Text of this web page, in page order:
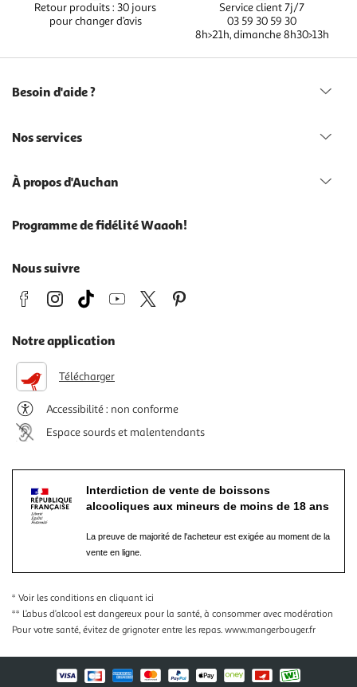
Retour produits : 30 jours
pour changer d’avis
Service client 7j/7
03 59 30 59 30
8h>21h, dimanche 8h30>13h
Besoin d'aide ?
Nos services
À propos d'Auchan
Programme de fidélité Waaoh!
Nous suivre
Notre application
Télécharger
Accessibilité : non conforme
Espace sourds et malentendants
Interdiction de vente de boissons
alcooliques aux mineurs de moins de 18 ans
La preuve de majorité de l'acheteur est exigée au moment de la
vente en ligne.
* Voir les conditions en cliquant ici
** L’abus d’alcool est dangereux pour la santé, à consommer avec modération
Pour votre santé, évitez de grignoter entre les repas. www.mangerbouger.fr